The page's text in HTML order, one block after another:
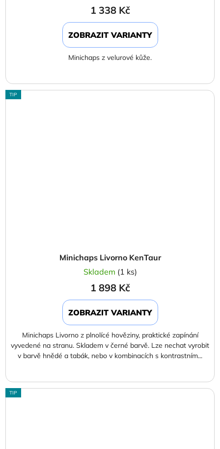
1 338 Kč
ZOBRAZIT VARIANTY
Minichaps z velurové kůže.
TIP
Minichaps Livorno KenTaur
Skladem (1 ks)
1 898 Kč
ZOBRAZIT VARIANTY
Minichaps Livorno z plnolícé hověziny, praktické zapínání
vyvedené na stranu. Skladem v černé barvě. Lze nechat vyrobit
v barvě hnědé a tabák, nebo v kombinacích s kontrastním...
TIP